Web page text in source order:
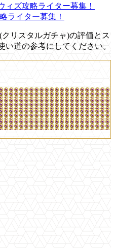
ィズ攻略ライター募集！
ライター募集！
リスタルガチャ)の評価とス
い道の参考にしてください。